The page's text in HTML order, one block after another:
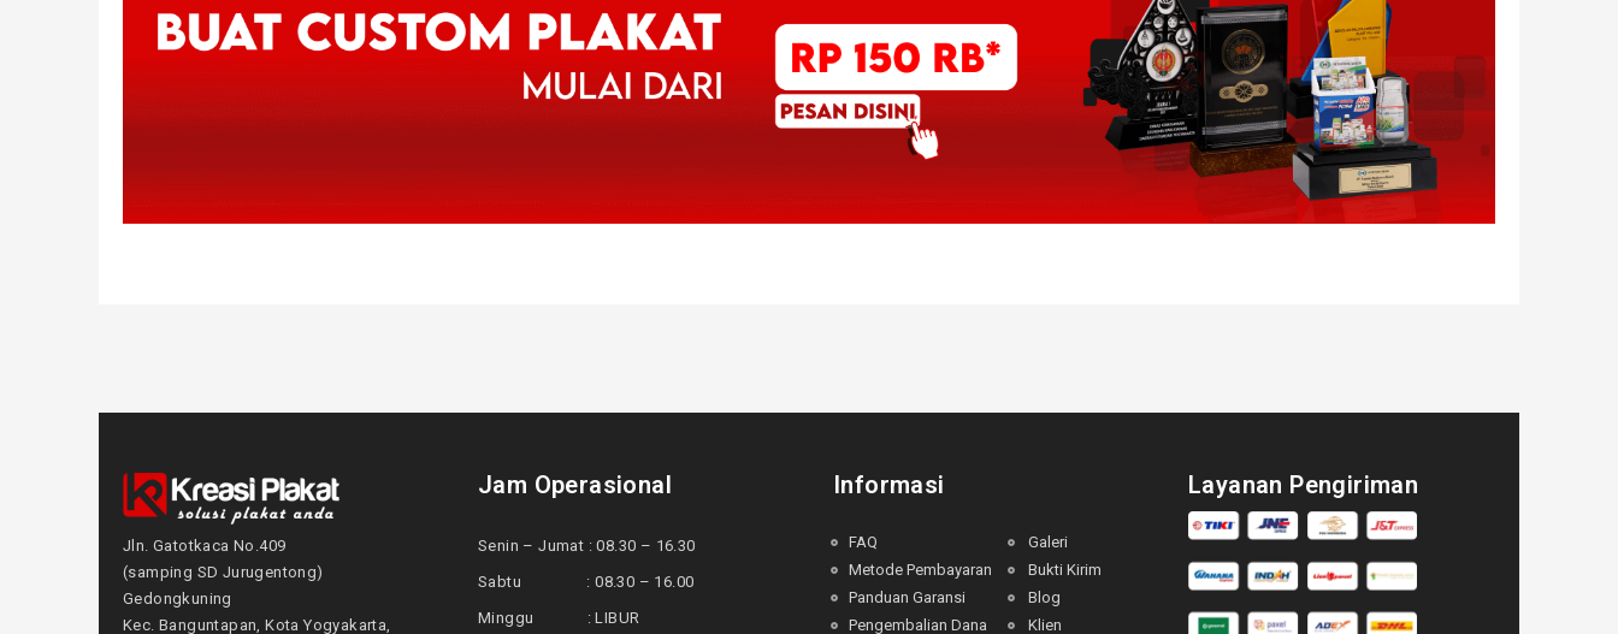
Jln. Gatotkaca No.409
(samping SD Jurugentong)
Gedongkuning
Kec. Banguntapan, Kota Yogyakarta,
Jam Operasional
Senin – Jumat : 08.30 – 16.30
Sabtu : 08.30 – 16.00
Minggu : LIBUR
Informasi
FAQ
Metode Pembayaran
Panduan Garansi
Pengembalian Dana
Galeri
Bukti Kirim
Blog
Klien
Layanan Pengiriman